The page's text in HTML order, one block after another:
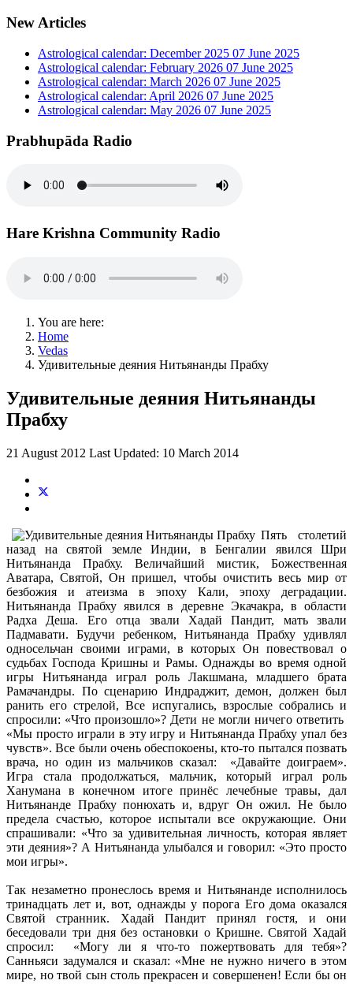
New Articles
Astrological calendar: December 2025 07 June 2025
Astrological calendar: February 2026 07 June 2025
Astrological calendar: March 2026 07 June 2025
Astrological calendar: April 2026 07 June 2025
Astrological calendar: May 2026 07 June 2025
Prabhupāda Radio
Hare Krishna Community Radio
You are here:
Home
Vedas
Удивительные деяния Нитьянанды Прабху
Удивительные деяния Нитьянанды
Прабху
21 August 2012 Last Updated: 10 March 2014
Пять столетий
назад на святой земле Индии, в Бенгалии явился Шри
Нитьянанда Прабху. Величайший мистик, Божественная
Аватара, Святой, Он пришел, чтобы очистить весь мир от
безбожия и атеизма в эпоху Кали, эпоху деградации.
Нитьянанда Прабху явился в деревне Экачакра, в области
Радха Деша. Его отца звали Хадай Пандит, мать звали
Падмавати. Будучи ребенком, Нитьянанда Прабху удивлял
односельчан своими играми, в которых Он повествовал о
судьбах Господа Кришны и Рамы. Однажды во время одной
игры Нитьянанда играл роль Лакшмана, младшего брата
Рамачандры. По сценарию Индраджит, демон, должен был
ранить его стрелой, Все испугались, взрослые собрались и
спросили: «Что произошло»? Дети не могли ничего ответить
«Мы просто играли в эту игру и Нитьянанда Прабху упал без
чувств». Все были очень обеспокоены, кто-то пытался позвать
врача, но один из мальчиков сказал: «Давайте доиграем».
Игра стала продолжаться, мальчик, который играл роль
Ханумана в конечном итоге принёс лечебные травы, дал
Нитьянанде Прабху понюхать и, вдруг Он ожил. Не было
предела счастью, которое испытали все окружающие. Они
спрашивали: «Что за удивительная личность, которая являет
эти деяния»? А Нитьянанда улыбался и говорил: «Это просто
мои игры».
Так незаметно пронеслось время и Нитьянанде исполнилось
тринадцать лет и, вот, однажды у порога Его дома оказался
Святой странник. Хадай Пандит принял гостя, и они
беседовали три дня без остановки о Кришне. Святой Хадай
спросил: «Могу ли я что-то пожертвовать для тебя»?
Санньяси задумался и сказал: «Мне не нужно ничего в этом
мире, но твой сын столь прекрасен и совершенен! Если бы он